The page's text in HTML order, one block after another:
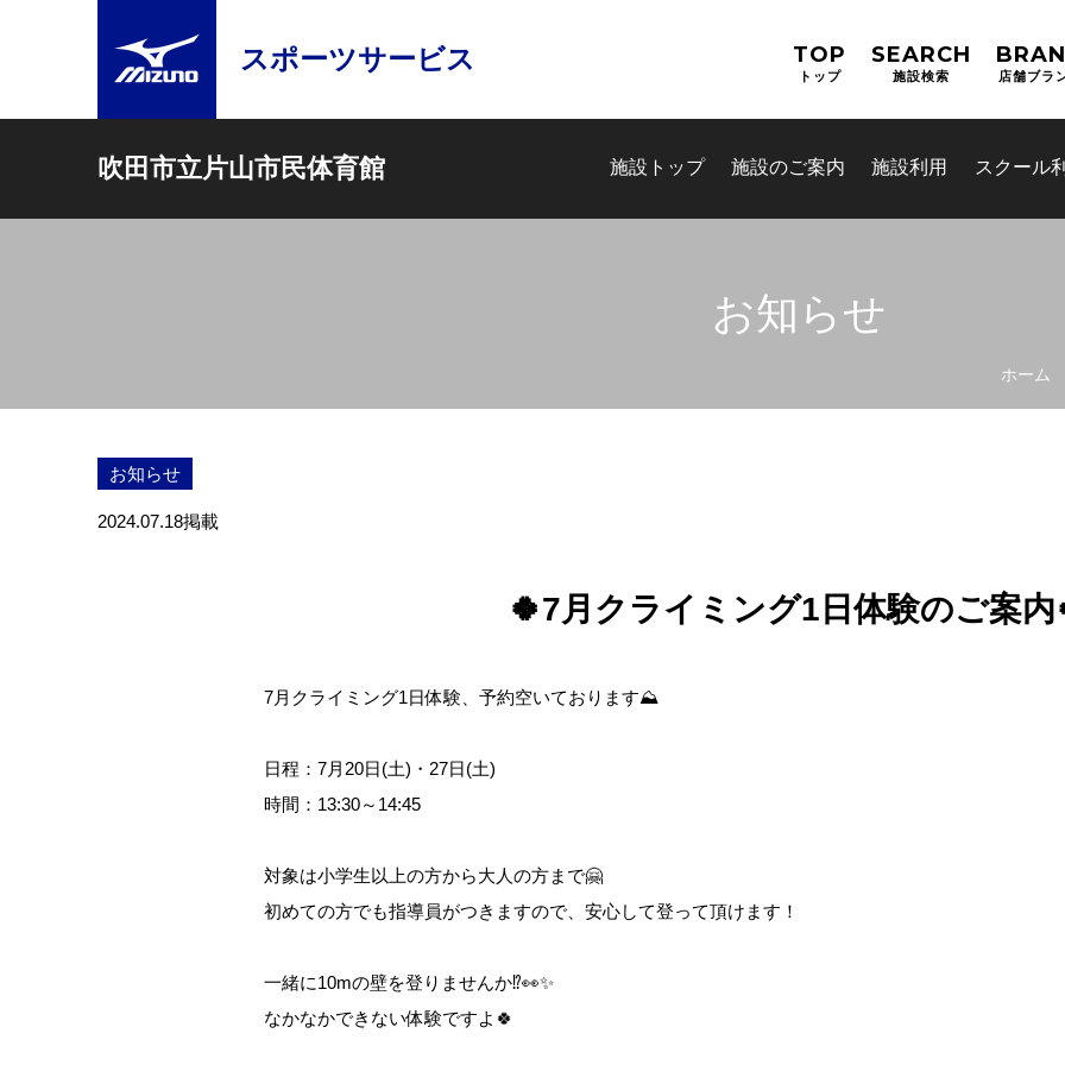
スポーツサービス TOP
トップ
SEARCH
施設検索 店舗ブラ
吹田市立片山市民体育館 施設トップ 施設のご案内 施設利用 スクール
吹田市スポーツ施設予約シス
お知らせ
ホーム
お知らせ
2024.07.18掲載
🍀7月クライミング1日体験のご案内
7月クライミング1日体験、予約空いております⛰
日程：7月20日(土)・27日(土)
時間：13:30～14:45
対象は小学生以上の方から大人の方まで🤗
初めての方でも指導員がつきますので、安心して登って頂けます！
一緒に10mの壁を登りませんか⁉👀✨
なかなかできない体験ですよ🍀